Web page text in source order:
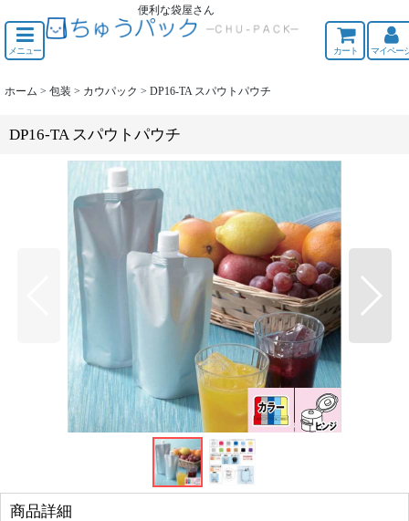
便利な袋屋さん
メニュー カート マイペー
ホーム > 包装 > カウパック > DP16-TA スパウトパウチ
DP16-TA スパウトパウチ
商品詳細